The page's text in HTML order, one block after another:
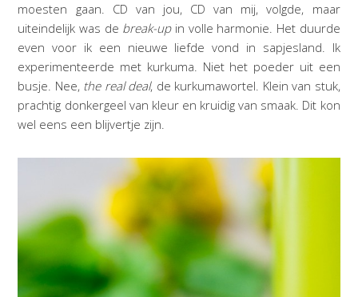
moesten gaan. CD van jou, CD van mij, volgde, maar
uiteindelijk was de break-upin volle harmonie. Het duurde
even voor ik een nieuwe liefde vond in sapjesland. Ik
experimenteerde met kurkuma. Niet het poeder uit een
busje. Nee, the real deal, de kurkumawortel. Klein van stuk,
prachtig donkergeel van kleur en kruidig van smaak. Dit kon
wel eens een blijvertje zijn.